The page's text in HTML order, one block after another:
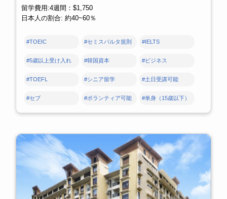
留学費用:4週間：$1,750
日本人の割合: 約40~60％
#TOEIC #セミスパルタ規則 #IELTS
#5歳以上受け入れ #韓国資本 #ビジネス
#TOEFL #シニア留学 #土日受講可能
#セブ #ボランティア可能 #単身（15歳以下）